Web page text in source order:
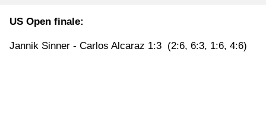
US Open finale:
Jannik Sinner - Carlos Alcaraz 1:3 (2:6, 6:3, 1:6, 4:6)